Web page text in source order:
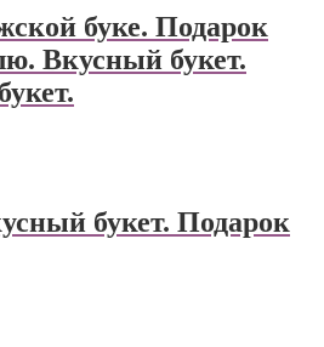
буке. Подарок
Вкусный букет.
букет. Подарок